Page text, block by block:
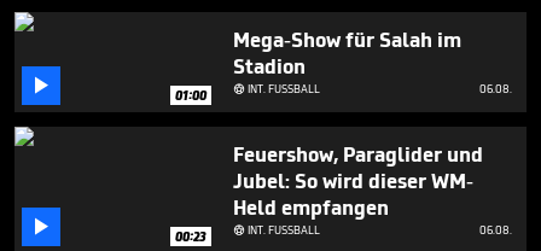
 01:00
Mega-Show für Salah im
Stadion
INT. FUSSBALL 06.08.
 00:23
Feuershow, Paraglider und
Jubel: So wird dieser WM-
Held empfangen
INT. FUSSBALL 06.08.